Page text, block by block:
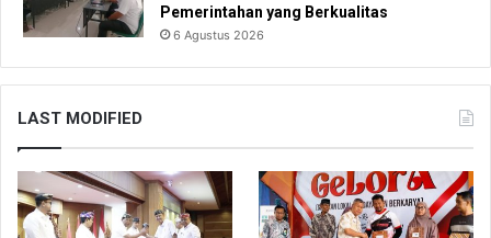
Pemerintahan yang Berkualitas
6 Agustus 2026
LAST MODIFIED